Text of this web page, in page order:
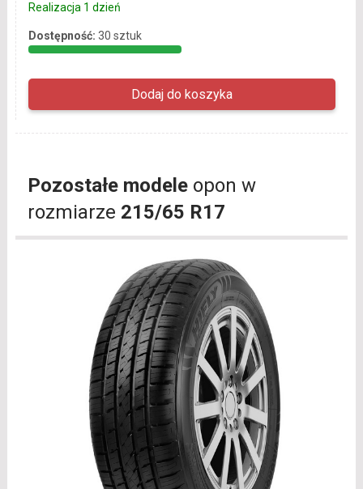
Realizacja 1 dzień
Dostępność: 30 sztuk
Pozostałe modeleopon w
rozmiarze 215/65 R17